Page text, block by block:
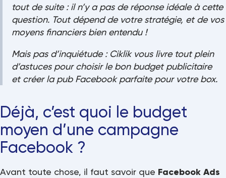
tout de suite : il n’y a pas de réponse idéale à cette
question. Tout dépend de votre stratégie, et de vos
moyens financiers bien entendu !
Mais pas d’inquiétude : Ciklik vous livre tout plein
d’astuces pour choisir le bon budget publicitaire
etcréer la pub Facebook parfaite pour votre box.
Déjà, c’est quoi le budget
moyen d’une campagne
Facebook ?
Avant toute chose, il faut savoir que Facebook Ads